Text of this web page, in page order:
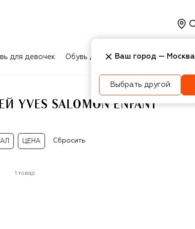
для девочек Обувь для мальчиков Игрушки
SALOMON ENFANT
ЦЕНА Сбросить
1 товар
Ваш город — Москва
Выбрать другой